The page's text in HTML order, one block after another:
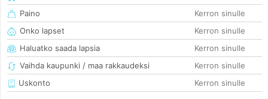
Paino
Kerron sinulle
Onko lapset
Kerron sinulle
Haluatko saada lapsia
Kerron sinulle
Vaihda kaupunki / maa rakkaudeksi
Kerron sinulle
Uskonto
Kerron sinulle